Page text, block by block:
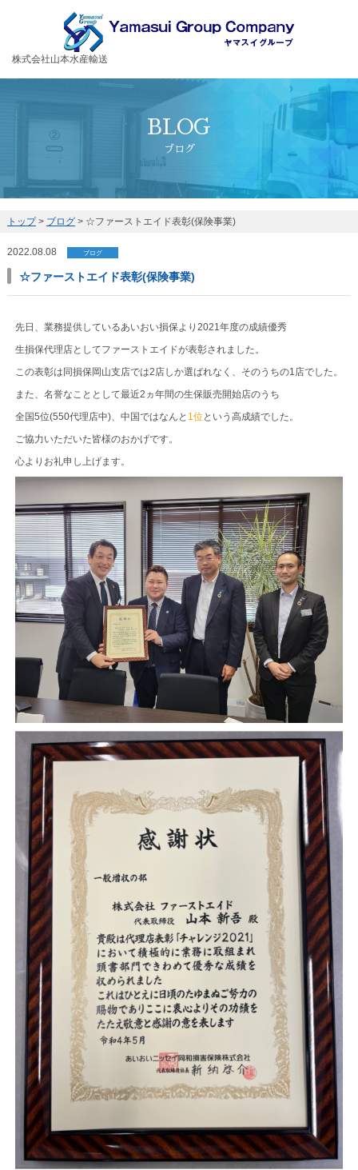
お客様の大切な荷物を安全・丁寧に運送するヤマスイグループ
株式会社山本水産輸送
BLOG
ブログ
トップ> ブログ> ☆ファーストエイド表彰(保険事業)
2022.08.08 ブログ
☆ファーストエイド表彰(保険事業)
先日、業務提供しているあいおい損保より2021年度の成績優秀
生損保代理店としてファーストエイドが表彰されました。
この表彰は同損保岡山支店では2店しか選ばれなく、そのうちの1店でした。
また、名誉なこととして最近2ヵ年間の生保販売開始店のうち
全国5位(550代理店中)、中国ではなんと 1位 という高成績でした。
ご協力いただいた皆様のおかげです。
心よりお礼申し上げます。